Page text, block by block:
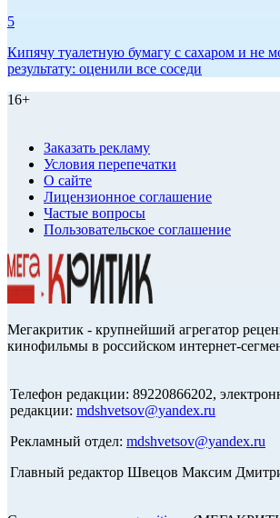
5
Кипячу туалетную бумагу с сахаром и не
результату: оценили все соседи
16+
Заказать рекламу
Условия перепечатки
О сайте
Лицензионное соглашение
Частые вопросы
Пользовательское соглашение
Мегакритик - крупнейший агрегатор
кинофильмы в российском интернет-
Телефон редакции: 89220866202,
редакции: mdshvetsov@yandex.ru
Рекламный отдел: mdshvetsov@yandex.ru
Главный редактор Швецов Максим